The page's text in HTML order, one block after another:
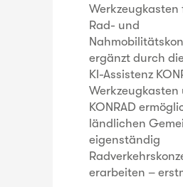
Werkzeugkasten
Rad- und
ergänzt durch
KI-Assistenz
Werkzeugkasten
KONRAD
ländlichen
eigenständig
erarbeiten –